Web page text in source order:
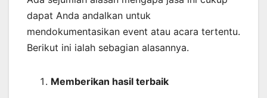
dapat Anda andalkan untuk
mendokumentasikan event atau acara tertentu.
Berikut ini ialah sebagian alasannya.
Memberikan hasil terbaik